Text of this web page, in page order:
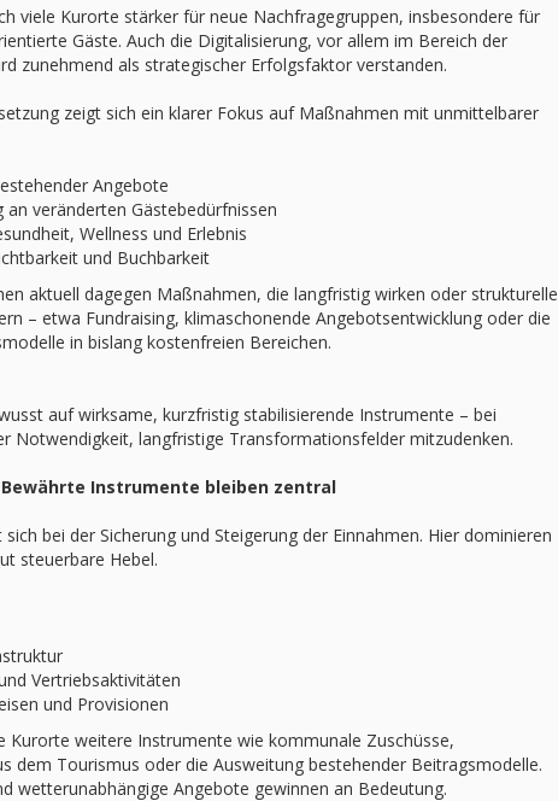
viele Kurorte stärker für neue Nachfragegruppen, insbesondere für
Gäste. Auch die Digitalisierung, vor allem im Bereich der
zunehmend als strategischer Erfolgsfaktor verstanden.
zeigt sich ein klarer Fokus auf Maßnahmen mit unmittelbarer
Angebote
an veränderten Gästebedürfnissen
Wellness und Erlebnis
und Buchbarkeit
aktuell dagegen Maßnahmen, die langfristig wirken oder strukturelle
– etwa Fundraising, klimaschonende Angebotsentwicklung oder die
in bislang kostenfreien Bereichen.
auf wirksame, kurzfristig stabilisierende Instrumente – bei
Notwendigkeit, langfristige Transformationsfelder mitzudenken.
Instrumente bleiben zentral
sich bei der Sicherung und Steigerung der Einnahmen. Hier dominieren
steuerbare Hebel.
Vertriebsaktivitäten
und Provisionen
Kurorte weitere Instrumente wie kommunale Zuschüsse,
dem Tourismus oder die Ausweitung bestehender Beitragsmodelle.
wetterunabhängige Angebote gewinnen an Bedeutung.